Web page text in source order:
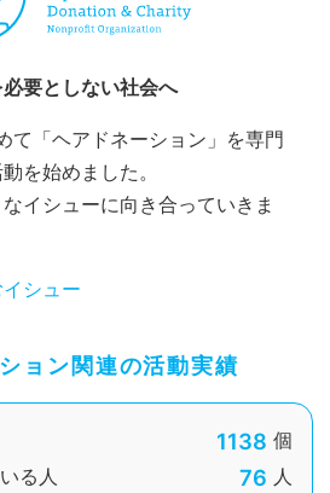
要としない社会へ
て「ヘアドネーション」を専門
を始めました。
イシューに向き合っていきま
シュー
ョン関連の活動実績
1138 個
る人
76 人